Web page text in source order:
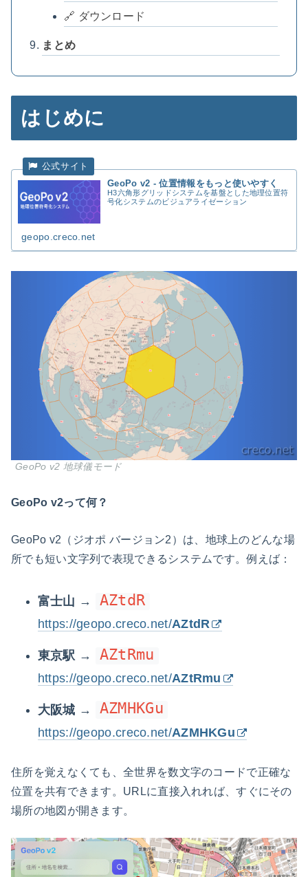
🔗 ダウンロード
まとめ
はじめに
GeoPo v2 - 位置情報をもっと使いやすく
H3六角形グリッドシステムを基盤とした地理位置符
号化システムのビジュアライゼーション
geopo.creco.net
GeoPo v2 地球儀モード
GeoPo v2って何？
GeoPo v2（ジオポ バージョン2）は、地球上のどんな場
所でも短い文字列で表現できるシステムです。例えば：
富士山 → AZtdR
https://geopo.creco.net/AZtdR
東京駅 → AZtRmu
https://geopo.creco.net/AZtRmu
大阪城 → AZMHKGu
https://geopo.creco.net/AZMHKGu
住所を覚えなくても、全世界を数文字のコードで正確な
位置を共有できます。URLに直接入れれば、すぐにその
場所の地図が開きます。